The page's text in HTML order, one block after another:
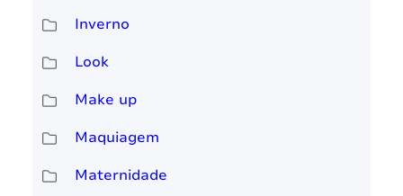
Inverno
Look
Make up
Maquiagem
Maternidade